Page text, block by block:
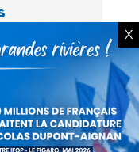
17 mars 2025
de
X